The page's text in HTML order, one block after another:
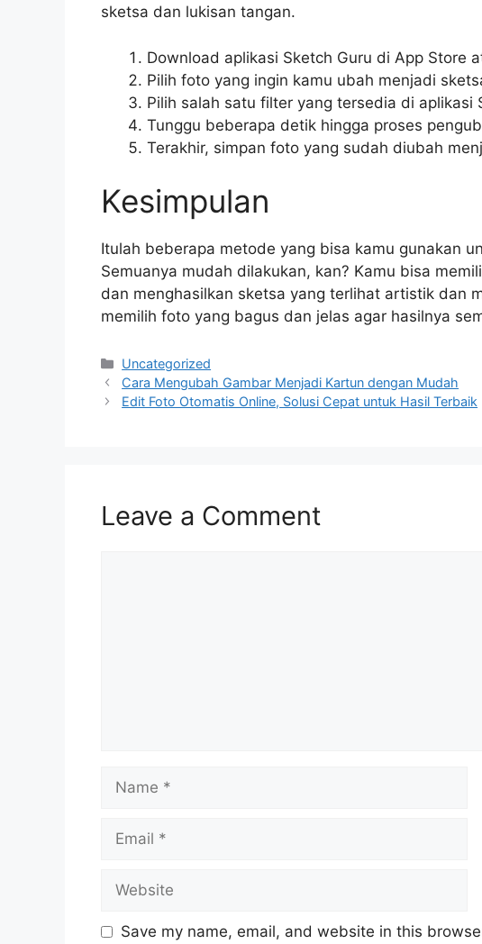
sketsa dan lukisan tangan.
Download aplikasi Sketch Guru di App Store
Pilih foto yang ingin kamu ubah menjadi
Pilih salah satu filter yang tersedia di aplikasi
Tunggu beberapa detik hingga proses
Terakhir, simpan foto yang sudah diubah
Kesimpulan
Itulah beberapa metode yang bisa kamu gunakan
Semuanya mudah dilakukan, kan? Kamu bisa
dan menghasilkan sketsa yang terlihat artistik dan
memilih foto yang bagus dan jelas agar hasilnya
Categories
Uncategorized
Cara Mengubah Gambar Menjadi Kartun dengan Mudah
Edit Foto Otomatis Online, Solusi Cepat untuk Hasil Terbaik
Leave a Comment
Name
Email
Website
Save my name, email, and website in this